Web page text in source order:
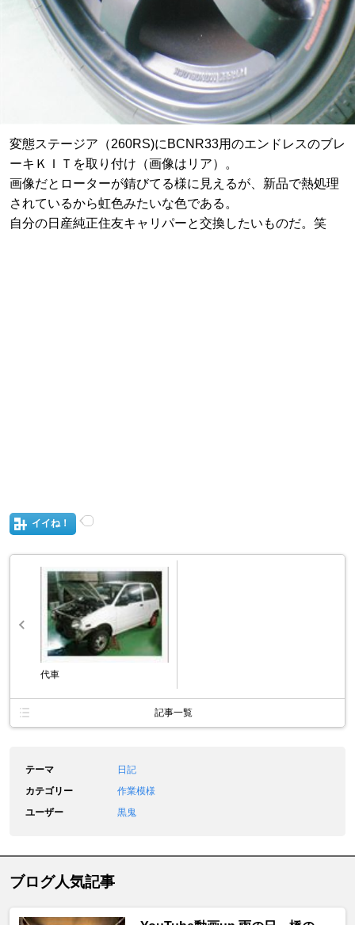
変態ステージア（260RS)にBCNR33用のエンドレスのブレ
ーキＫＩＴを取り付け（画像はリア）。
画像だとローターが錆びてる様に見えるが、新品で熱処理
されているから虹色みたいな色である。
自分の日産純正住友キャリパーと交換したいものだ。笑
イイね！
代車
記事一覧
テーマ
日記
カテゴリー
作業模様
ユーザー
黒鬼
ブログ人気記事